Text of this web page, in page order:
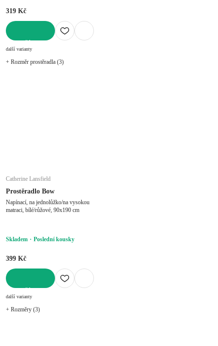
319 Kč
další varianty
+ Rozměr prostěradla (3)
Catherine Lansfield
Prostěradlo Bow
Napínací, na jednolůžko/na vysokou
matraci, bílé/růžové, 90x190 cm
Skladem Poslední kousky
399 Kč
další varianty
+ Rozměry (3)